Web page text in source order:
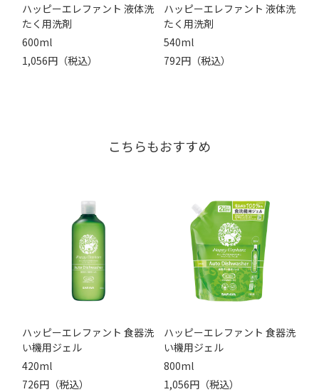
ハッピーエレファント 液体洗
たく用洗剤
600ml
1,056円（税込）
ハッピーエレファント 液体洗
たく用洗剤
540ml
792円（税込）
こちらもおすすめ
ハッピーエレファント 食器洗
い機用ジェル
420ml
726円（税込）
ハッピーエレファント 食器洗
い機用ジェル
800ml
1,056円（税込）